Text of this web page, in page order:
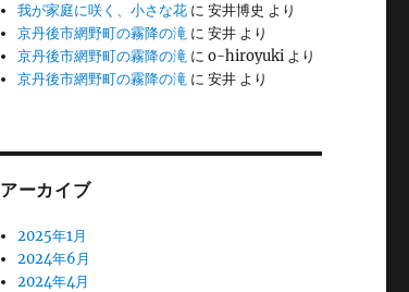
我が家庭に咲く、小さな花 に安井博史 より
京丹後市網野町の霧降の滝 に安井 より
京丹後市網野町の霧降の滝 にo-hiroyuki より
京丹後市網野町の霧降の滝 に安井 より
アーカイブ
2025年1月
2024年6月
2024年4月